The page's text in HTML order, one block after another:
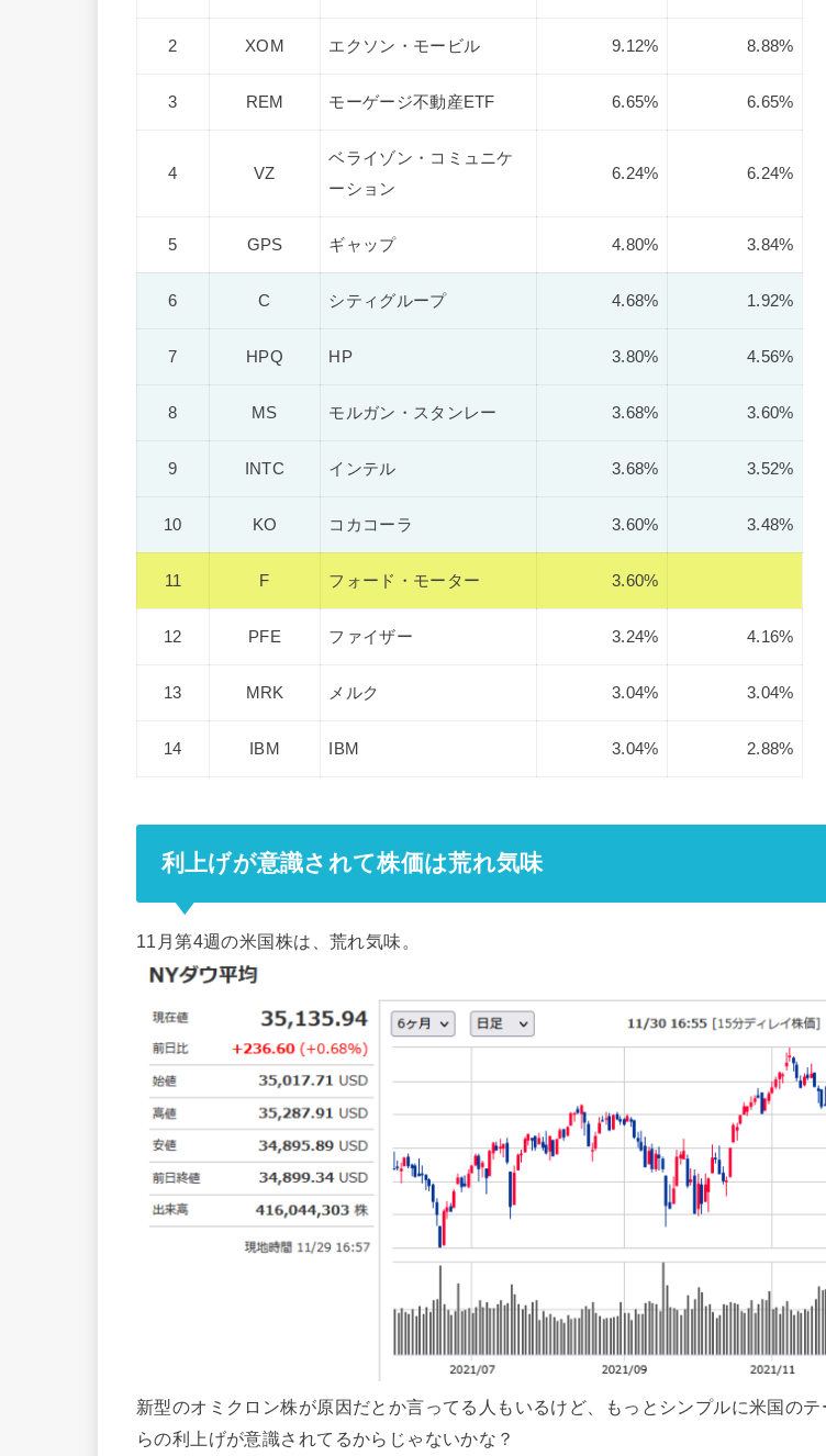
2 XOM エクソン・モービル 9.12% 8.88%
3 REM モーゲージ不動産ETF 6.65% 6.65%
4 VZ
ベライゾン・コミュニケ
ーション
6.24% 6.24%
5 GPS ギャップ 4.80% 3.84%
6 C シティグループ 4.68% 1.92%
7 HPQ HP 3.80% 4.56%
8 MS モルガン・スタンレー 3.68% 3.60%
9 INTC インテル 3.68% 3.52%
10 KO コカコーラ 3.60% 3.48%
11 F フォード・モーター 3.60%
12 PFE ファイザー 3.24% 4.16%
13 MRK メルク 3.04% 3.04%
14 IBM IBM 3.04% 2.88%
利上げが意識されて株価は荒れ気味
11月第4週の米国株は、荒れ気味。
新型のオミクロン株が原因だとか言ってる人もいるけど、もっとシンプルに米国の
らの利上げが意識されてるからじゃないかな？